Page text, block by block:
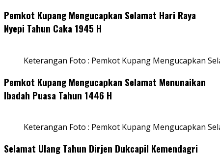
Pemkot Kupang Mengucapkan Selamat Hari Raya
Nyepi Tahun Caka 1945 H
Keterangan Foto : Pemkot Kupang Mengucapkan
Pemkot Kupang Mengucapkan Selamat Menunaikan
Ibadah Puasa Tahun 1446 H
Keterangan Foto : Pemkot Kupang Mengucapkan
Selamat Ulang Tahun Dirjen Dukcapil Kemendagri